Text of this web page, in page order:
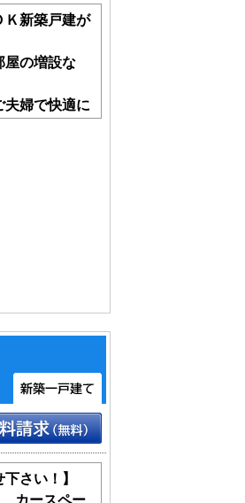
Ｋ新築戸建が
屋の増設な
夫婦で快適に
やすいです
行っており
さい！】
カースペー